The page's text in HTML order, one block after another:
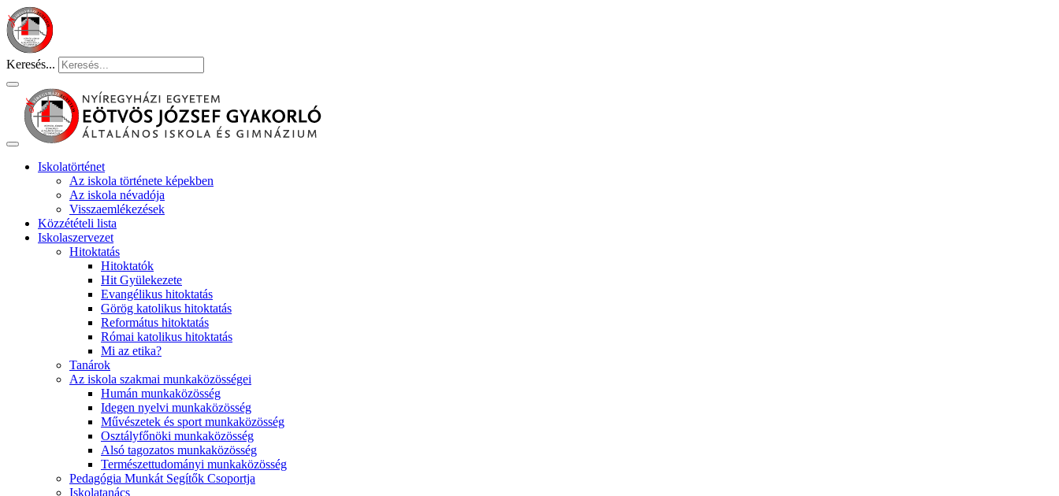
Keresés...
Iskolatörténet
Az iskola története képekben
Az iskola névadója
Visszaemlékezések
Közzétételi lista
Iskolaszervezet
Hitoktatás
Hitoktatók
Hit Gyülekezete
Evangélikus hitoktatás
Görög katolikus hitoktatás
Református hitoktatás
Római katolikus hitoktatás
Mi az etika?
Tanárok
Az iskola szakmai munkaközösségei
Humán munkaközösség
Idegen nyelvi munkaközösség
Művészetek és sport munkaközösség
Osztályfőnöki munkaközösség
Alsó tagozatos munkaközösség
Természettudományi munkaközösség
Pedagógia Munkát Segítők Csoportja
Iskolatanács